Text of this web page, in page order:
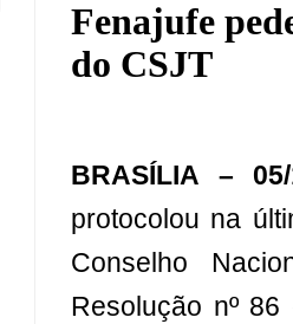
Fenajufe
do CSJT
BRASÍLIA –
protocolou na
Conselho
Resolução nº